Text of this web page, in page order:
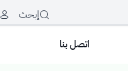
إبحث
اتصل بنا